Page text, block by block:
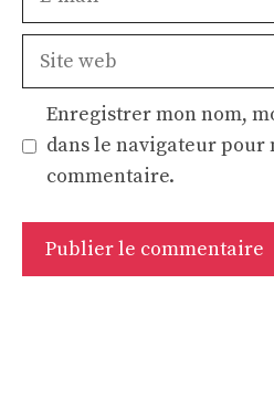
Site
Enregistrer mon nom,
dans le navigateur pour
commentaire.